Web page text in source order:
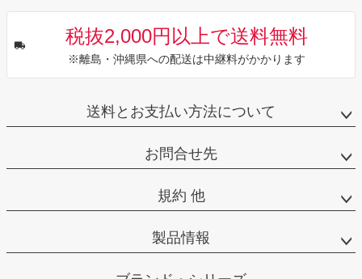
税抜2,000円以上で送料無料
※離島・沖縄県への配送は中継料がかかります
送料とお支払い方法について
お問合せ先
規約 他
製品情報